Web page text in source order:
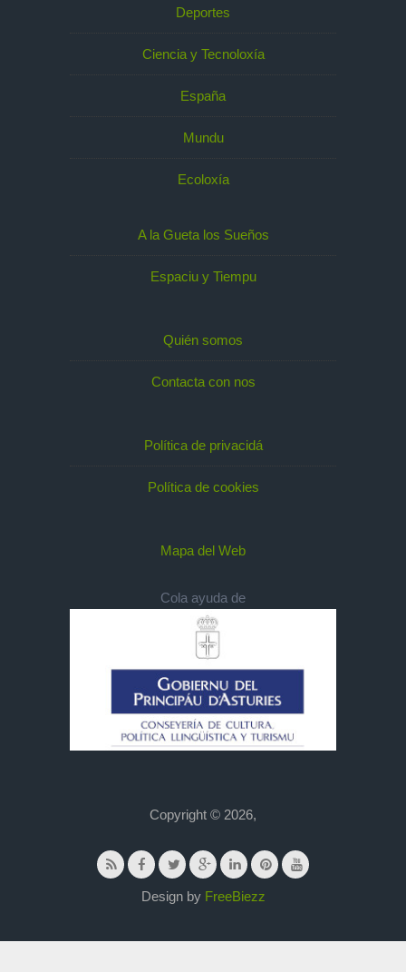
Deportes
Ciencia y Tecnoloxía
España
Mundu
Ecoloxía
A la Gueta los Sueños
Espaciu y Tiempu
Quién somos
Contacta con nos
Política de privacidá
Política de cookies
Mapa del Web
Cola ayuda de
Copyright © 2026,
Design by FreeBiezz